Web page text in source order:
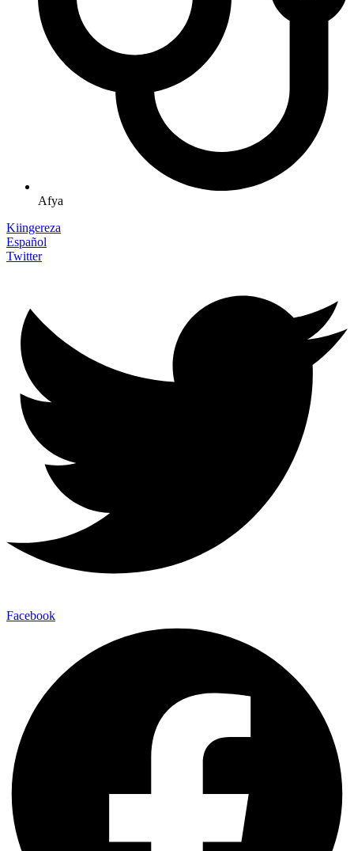
Afya
Kiingereza
Español
Twitter
Facebook